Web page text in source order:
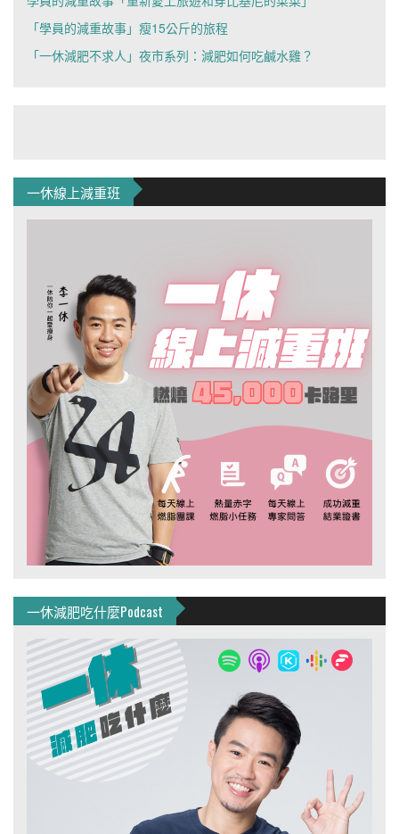
「學員的減重故事」瘦15公斤的旅程
「一休減肥不求人」夜市系列：減肥如何吃鹹水雞？
一休線上減重班
一休減肥吃什麼Podcast